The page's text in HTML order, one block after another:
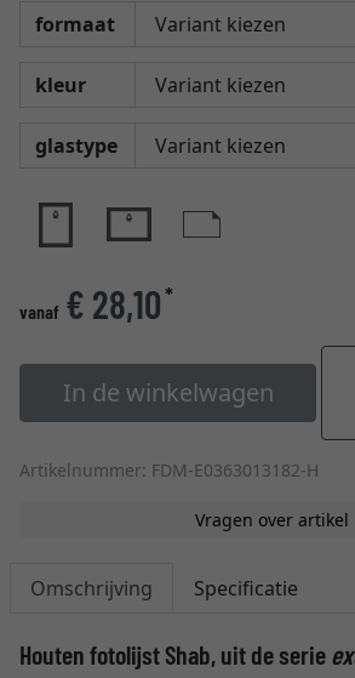
formaat
kleur
glastype
vanaf € 28,10*
In de winkelwagen
Artikelnummer: FDM-E0363013182-H
Vragen over artikel
Omschrijving Specificatie
Houten fotolijst Shab, uit de serie